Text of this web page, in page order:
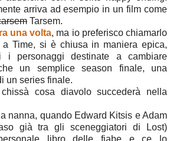
arriva ad esempio in un film come
Tarsem.
una volta, ma io preferisco chiamarlo
a Time, si è chiusa in maniera epica,
personaggi destinate a cambiare
un semplice season finale, una
un series finale.
cosa diavolo succederà nella
nanna, quando Edward Kitsis e Adam
già tra gli sceneggiatori di Lost)
libro delle fiabe e ce lo